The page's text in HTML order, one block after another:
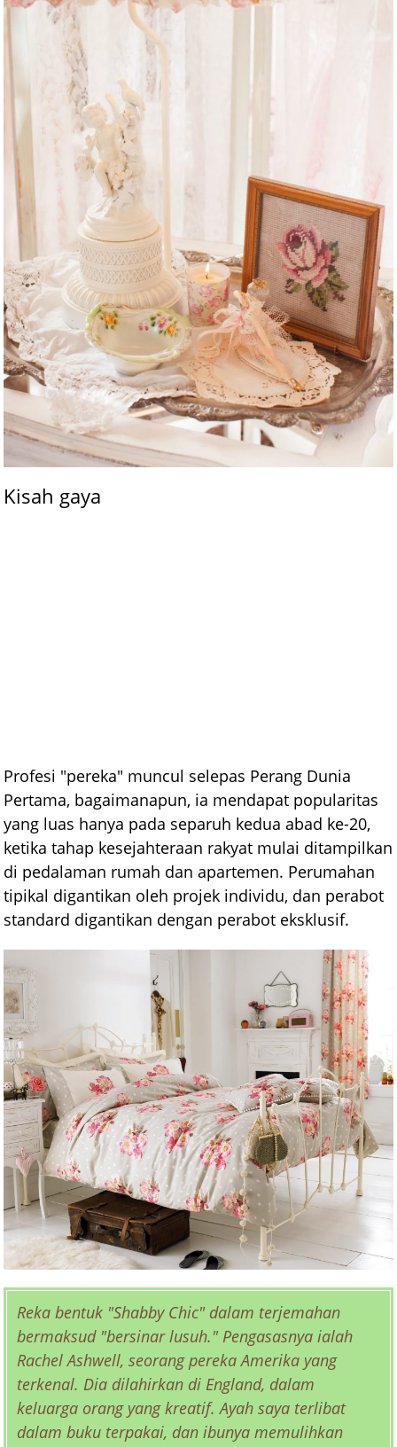
Kisah gaya
Profesi "pereka" muncul selepas Perang Dunia
Pertama, bagaimanapun, ia mendapat popularitas
yang luas hanya pada separuh kedua abad ke-20,
ketika tahap kesejahteraan rakyat mulai ditampilkan
di pedalaman rumah dan apartemen. Perumahan
tipikal digantikan oleh projek individu, dan perabot
standard digantikan dengan perabot eksklusif.
Reka bentuk "Shabby Chic" dalam terjemahan
bermaksud "bersinar lusuh." Pengasasnya ialah
Rachel Ashwell, seorang pereka Amerika yang
terkenal. Dia dilahirkan di England, dalam
keluarga orang yang kreatif. Ayah saya terlibat
dalam buku terpakai, dan ibunya memulihkan